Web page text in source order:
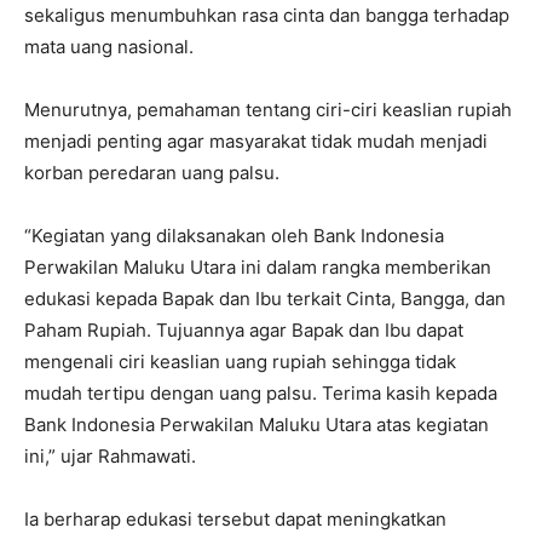
sekaligus menumbuhkan rasa cinta dan bangga terhadap
mata uang nasional.
Menurutnya, pemahaman tentang ciri-ciri keaslian rupiah
menjadi penting agar masyarakat tidak mudah menjadi
korban peredaran uang palsu.
“Kegiatan yang dilaksanakan oleh Bank Indonesia
Perwakilan Maluku Utara ini dalam rangka memberikan
edukasi kepada Bapak dan Ibu terkait Cinta, Bangga, dan
Paham Rupiah. Tujuannya agar Bapak dan Ibu dapat
mengenali ciri keaslian uang rupiah sehingga tidak
mudah tertipu dengan uang palsu. Terima kasih kepada
Bank Indonesia Perwakilan Maluku Utara atas kegiatan
ini,” ujar Rahmawati.
Ia berharap edukasi tersebut dapat meningkatkan